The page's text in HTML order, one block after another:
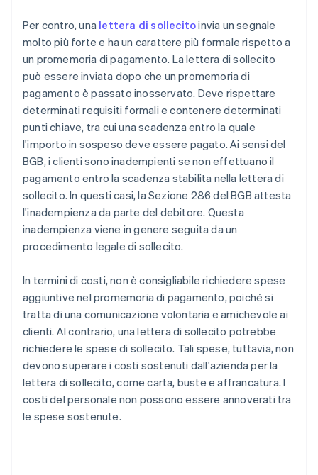
Per contro, una lettera di sollecitoinvia un segnale
molto più forte e ha un carattere più formale rispetto a
un promemoria di pagamento. La lettera di sollecito
può essere inviata dopo che un promemoria di
pagamento è passato inosservato. Deve rispettare
determinati requisiti formali e contenere determinati
punti chiave, tra cui una scadenza entro la quale
l'importo in sospeso deve essere pagato. Ai sensi del
BGB, i clienti sono inadempienti se non effettuano il
pagamento entro la scadenza stabilita nella lettera di
sollecito. In questi casi, la Sezione 286 del BGB attesta
l'inadempienza da parte del debitore. Questa
inadempienza viene in genere seguita da un
procedimento legale di sollecito.
In termini di costi, non è consigliabile richiedere spese
aggiuntive nel promemoria di pagamento, poiché si
tratta di una comunicazione volontaria e amichevole ai
clienti. Al contrario, una lettera di sollecito potrebbe
richiedere le spese di sollecito. Tali spese, tuttavia, non
devono superare i costi sostenuti dall'azienda per la
lettera di sollecito, come carta, buste e affrancatura. I
costi del personale non possono essere annoverati tra
le spese sostenute.